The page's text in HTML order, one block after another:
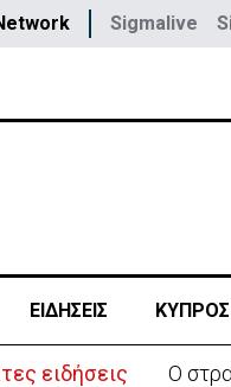
Sigmalive
ΕΙΔΗΣΕΙΣ ΚΥΠΡΟΣ
ειδήσεις Ο